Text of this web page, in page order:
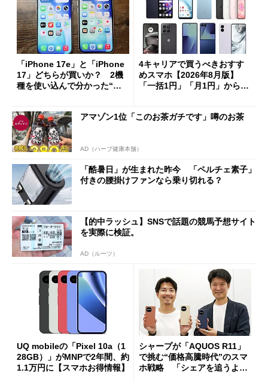
「iPhone 17e」と「iPhone
17」どちらが買いか？ 2機
種を使い込んで分かった“ス
4キャリアで買うべきおすす
めスマホ【2026年8月版】
「一括1円」「月1円」からお
アマゾン1位「このお茶ガチです」噂のお茶
AD（ハーブ健康本舗）
「酷暑日」が生まれた昨今 「ペルチェ素子」
付きの腰掛けファンなら乗り切れる？
【的中ラッシュ】SNSで話題の競馬予想サイト
を実際に検証。
AD（ルーツ）
UQ mobileの「Pixel 10a（1
28GB）」がMNPで2年間、約
1.1万円に【スマホお得情報】
シャープが「AQUOS R11」
で挑む“価格高騰時代”のスマ
ホ戦略 「シェアを追うより